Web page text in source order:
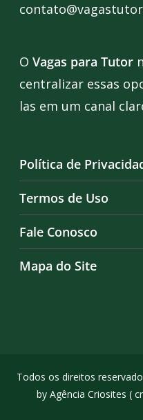
O Vagas para Tutor
centralizar essas
las em um canal
Política de
Termos de Uso
Fale Conosco
Mapa do Site
Todos os direitos
by Agência Criosites (